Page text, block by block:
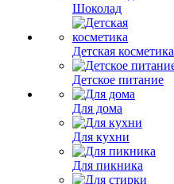
Шоколад
Детская косметика
Детское питание
Для дома
Для кухни
Для пикника